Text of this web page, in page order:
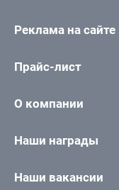
Реклама на сайте
Прайс-лист
О компании
Наши награды
Наши вакансии